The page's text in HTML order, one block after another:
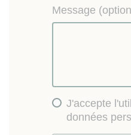
Message
J'accepte
données